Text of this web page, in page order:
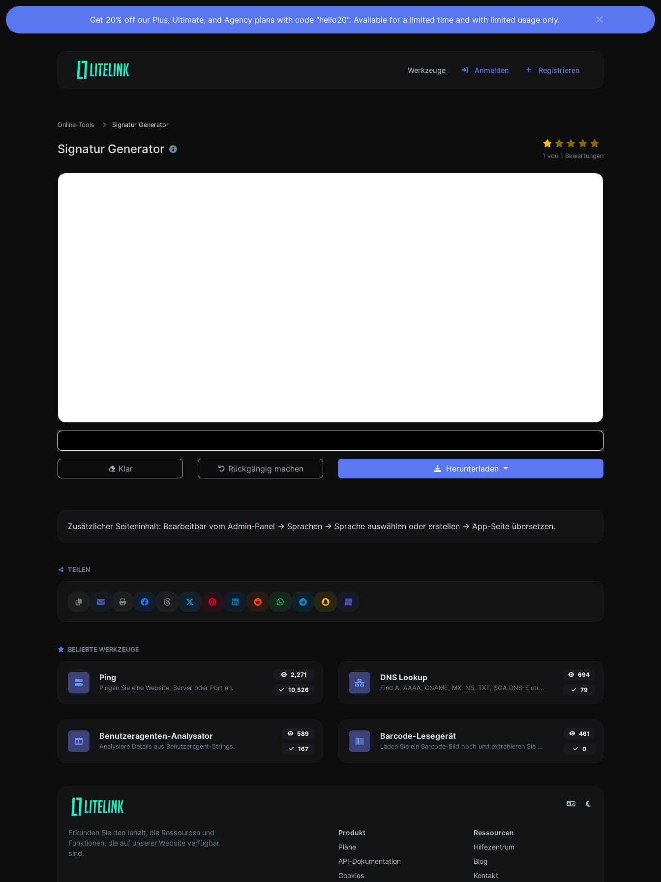
Get 20% off our Plus, Ultimate, and Agency plans with code "hello20". Available for a limited time and with limited usage only.
Werkzeuge Anmelden Registrieren
Online-Tools Signatur Generator
Signatur Generator 1 von 1 Bewertungen
Klar Rückgängig machen Herunterladen
Zusätzlicher Seiteninhalt: Bearbeitbar vom Admin-Panel -> Sprachen -> Sprache auswählen oder erstellen -> App-Seite übersetzen.
TEILEN
BELIEBTE WERKZEUGE
Ping
Pingen Sie eine Website, Server oder Port an.
2,271
10,526
DNS Lookup
Find A, AAAA, CNAME, MX, NS, TXT, SOA DNS-Einträge eines Hosts.
694
79
Benutzeragenten-Analysator
Analysiere Details aus Benutzeragent-Strings.
589
167
Barcode-Lesegerät
Laden Sie ein Barcode-Bild hoch und extrahieren Sie die Daten daraus.
461
0
Erkunden Sie den Inhalt, die Ressourcen und
Funktionen, die auf unserer Website verfügbar
sind.
Produkt
Pläne
API-Dokumentation
Cookies
Ressourcen
Hilfezentrum
Blog
Kontakt